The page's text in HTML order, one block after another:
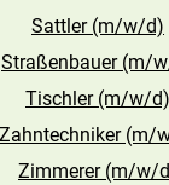
Sattler (m/w/d)
Straßenbauer (m/
Tischler (m/w/d)
Zahntechniker (m/
Zimmerer (m/w/